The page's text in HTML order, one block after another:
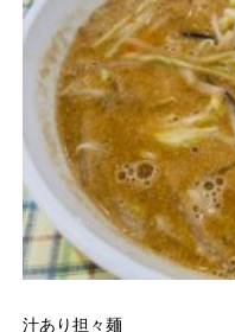
汁あり担々麺